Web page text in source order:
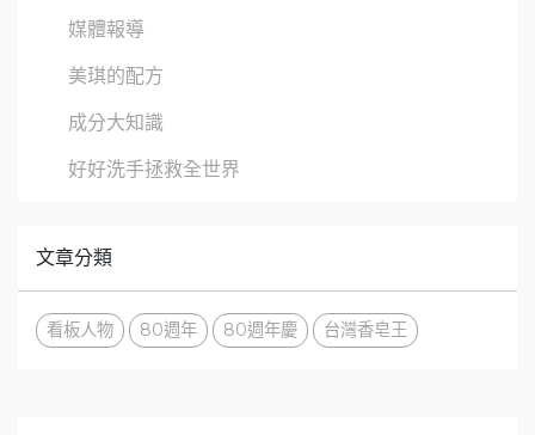
媒體報導
美琪的配方
成分大知識
好好洗手拯救全世界
文章分類
看板人物 80週年 80週年慶 台灣香皂王